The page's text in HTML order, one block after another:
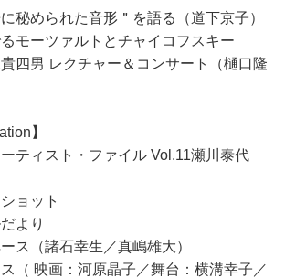
秘められた音形＂を語る（道下京子）
モーツァルトとチャイコフスキー
四男 レクチャー＆コンサート（樋口隆
】
ティスト・ファイル Vol.11瀬川泰代
ョット
より
ス（諸石幸生／真嶋雄大）
（ 映画：河原晶子／舞台：横溝幸子／